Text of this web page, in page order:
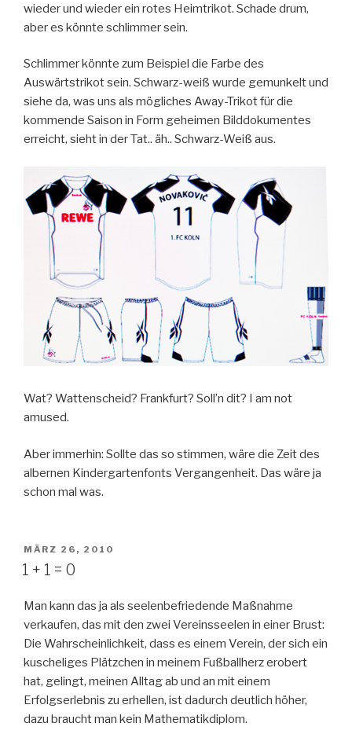
wieder und wieder ein rotes Heimtrikot. Schade drum,
aber es könnte schlimmer sein.
Schlimmer könnte zum Beispiel die Farbe des
Auswärtstrikot sein. Schwarz-weiß wurde gemunkelt und
siehe da, was uns als mögliches Away-Trikot für die
kommende Saison in Form geheimen Bilddokumentes
erreicht, sieht in der Tat.. äh.. Schwarz-Weiß aus.
Wat? Wattenscheid? Frankfurt? Soll’n dit? I am not
amused.
Aber immerhin: Sollte das so stimmen, wäre die Zeit des
albernen Kindergartenfonts Vergangenheit. Das wäre ja
schon mal was.
VERÖFFENTLICHT
AM
MÄRZ 26, 2010
1 + 1 = 0
Man kann das ja als seelenbefriedende Maßnahme
verkaufen, das mit den zwei Vereinsseelen in einer Brust:
Die Wahrscheinlichkeit, dass es einem Verein, der sich ein
kuscheliges Plätzchen in meinem Fußballherz erobert
hat, gelingt, meinen Alltag ab und an mit einem
Erfolgserlebnis zu erhellen, ist dadurch deutlich höher,
dazu braucht man kein Mathematikdiplom.